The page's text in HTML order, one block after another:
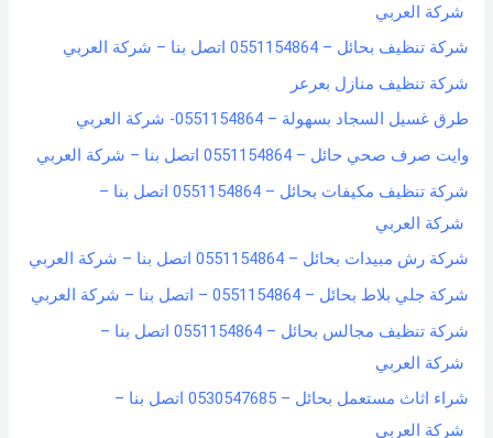
شركة العربي
شركة تنظيف بحائل – 0551154864 اتصل بنا – شركة العربي
شركة تنظيف منازل بعرعر
طرق غسيل السجاد بسهولة – 0551154864- شركة العربي
وايت صرف صحي حائل – 0551154864 اتصل بنا – شركة العربي
شركة تنظيف مكيفات بحائل – 0551154864 اتصل بنا –
شركة العربي
شركة رش مبيدات بحائل – 0551154864 اتصل بنا – شركة العربي
شركة جلي بلاط بحائل – 0551154864 – اتصل بنا – شركة العربي
شركة تنظيف مجالس بحائل – 0551154864 اتصل بنا –
شركة العربي
شراء اثاث مستعمل بحائل – 0530547685 اتصل بنا –
شركة العربي